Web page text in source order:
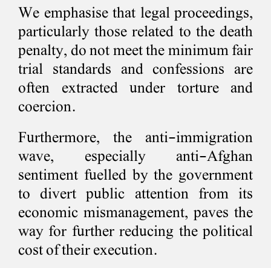
­­­We emphasise that legal proceedings,
particularly those related to the death
penalty, do not meet the minimum fair
trial standards and confessions are
often extracted under torture and
coercion.
Furthermore, the anti-immigration
wave, especially anti-Afghan
sentiment fuelled by the government
to divert public attention from its
economic mismanagement, paves the
way for further reducing the political
cost of their execution.